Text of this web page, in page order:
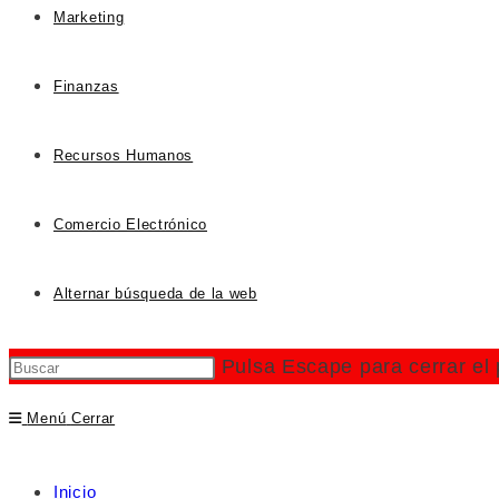
Marketing
Finanzas
Recursos Humanos
Comercio Electrónico
Alternar búsqueda de la web
Pulsa Escape para cerrar el
Menú Cerrar
Inicio